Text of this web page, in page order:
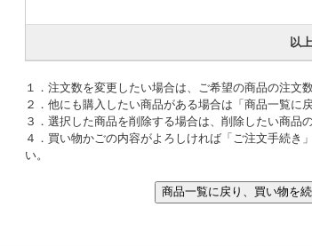
以
１．注文数を変更したい場合は、ご希望の商品の注文
２．他にも購入したい商品がある場合は「商品一覧に
３．選択した商品を削除する場合は、削除したい商品
４．買い物かごの内容がよろしければ「ご注文手続き
い。